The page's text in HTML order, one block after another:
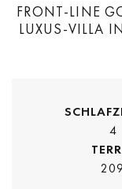
FRONT-LINE
LUXUS-VILLA
4